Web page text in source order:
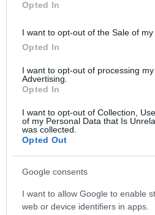
Opted In
I want to opt-out of the Sale of my
Opted In
I want to opt-out of processing
Advertising.
Opted In
I want to opt-out of Collection,
of my Personal Data that Is
was collected.
Opted Out
Google consents
I want to allow Google to enable
web or device identifiers in apps.